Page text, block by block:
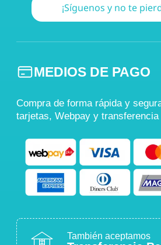
¡Síguenos y no te
MEDIOS DE PAGO
Compra de forma rápida y
tarjetas, Webpay y transferencia
También aceptamos